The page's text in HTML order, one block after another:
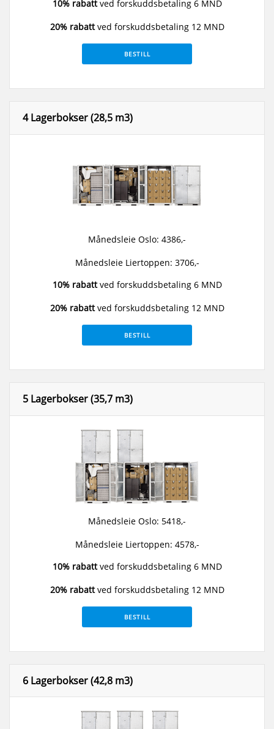
10% rabattved forskuddsbetaling 6 MND
20% rabattved forskuddsbetaling 12 MND
BESTILL
4 Lagerbokser (28,5 m3)
Månedsleie Oslo: 4386,-
Månedsleie Liertoppen: 3706,-
10% rabattved forskuddsbetaling 6 MND
20% rabattved forskuddsbetaling 12 MND
BESTILL
5 Lagerbokser (35,7 m3)
Månedsleie Oslo: 5418,-
Månedsleie Liertoppen: 4578,-
10% rabattved forskuddsbetaling 6 MND
20% rabattved forskuddsbetaling 12 MND
BESTILL
6 Lagerbokser (42,8 m3)